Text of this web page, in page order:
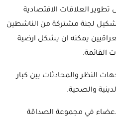
العلاقات الاقتصادية
تشكيل لجنة مشتركة من الناشطين
يمكنه ان يشكل ارضية
القائمة.
النظر والمحادثات بين كبار
والصحية.
في مجموعة الصداقة